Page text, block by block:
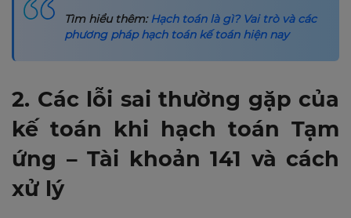
Tìm hiểu thêm:Hạch toán là gì? Vai trò và các
phương pháp hạch toán kế toán hiện nay
2. Các lỗi sai thường gặp của
kế toán khi hạch toán Tạm
ứng – Tài khoản 141 và cách
xử lý